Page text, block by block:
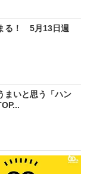
る！ 5月13日週
まいと思う「ハン